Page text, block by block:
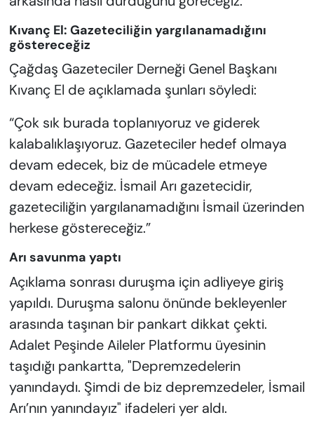
Kıvanç El: Gazeteciliğin yargılanamadığını
göstereceğiz
Çağdaş Gazeteciler Derneği Genel Başkanı
Kıvanç El de açıklamada şunları söyledi:
“Çok sık burada toplanıyoruz ve giderek
kalabalıklaşıyoruz. Gazeteciler hedef olmaya
devam edecek, biz de mücadele etmeye
devam edeceğiz. İsmail Arı gazetecidir,
gazeteciliğin yargılanamadığını İsmail üzerinden
herkese göstereceğiz.”
Arı savunma yaptı
Açıklama sonrası duruşma için adliyeye giriş
yapıldı. Duruşma salonu önünde bekleyenler
arasında taşınan bir pankart dikkat çekti.
Adalet Peşinde Aileler Platformu üyesinin
taşıdığı pankartta, "Depremzedelerin
yanındaydı. Şimdi de biz depremzedeler, İsmail
Arı’nın yanındayız" ifadeleri yer aldı.